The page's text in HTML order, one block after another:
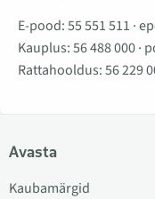
E-pood:55 551 511 ·
Kauplus:56 488 000·
Rattahooldus:56 229
Avasta
Kaubamärgid